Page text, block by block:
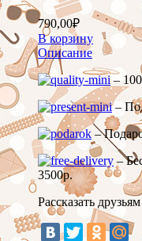
790,00₽
В корзину
Описание
–
–
–
–
3500р.
Рассказать друзьям